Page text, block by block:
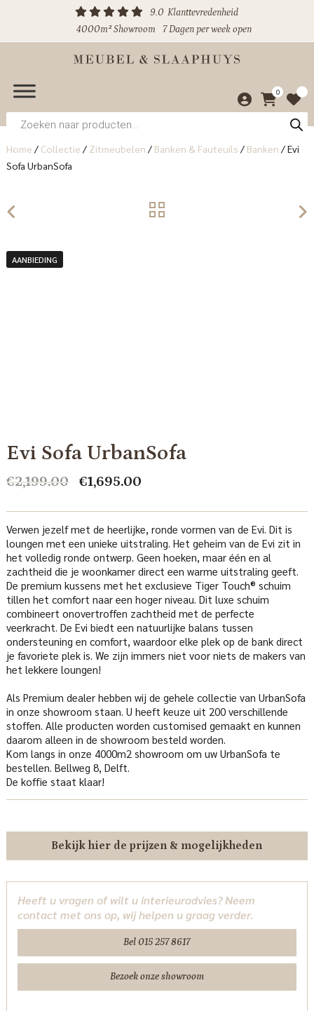
9.0 Klanttevredenheid
4000m² Showroom
7 Dagen per week open
0
Producten
zoeken
Home / Collectie / Zitmeubelen / Banken & Fauteuils / Banken /Evi
Sofa UrbanSofa
AANBIEDING
Evi Sofa UrbanSofa
€2,199.00
Oorspronkelijke
was:
€2,199.00.
€1,695.00Huidige
is:
€1,695.00.
Verwen jezelf met de heerlijke, ronde vormen van de Evi. Dit is
loungen met een unieke uitstraling. Het geheim van de Evi zit in
het volledig ronde ontwerp. Geen hoeken, maar één en al
zachtheid die je woonkamer direct een warme uitstraling geeft.
De premium kussens met het exclusieve Tiger Touch® schuim
tillen het comfort naar een hoger niveau. Dit luxe schuim
combineert onovertroffen zachtheid met de perfecte
veerkracht. De Evi biedt een natuurlijke balans tussen
ondersteuning en comfort, waardoor elke plek op de bank direct
je favoriete plek is. We zijn immers niet voor niets de makers van
het lekkere loungen!
Als Premium dealer hebben wij de gehele collectie van UrbanSofa
in onze showroom staan. U heeft keuze uit 200 verschillende
stoffen. Alle producten worden customised gemaakt en kunnen
daarom alleen in de showroom besteld worden.
Kom langs in onze 4000m2 showroom om uw UrbanSofa te
bestellen. Bellweg 8, Delft.
De koffie staat klaar!
Bekijk hier de prijzen & mogelijkheden
Heeft u vragen of wilt u interieuradvies? Neem
contact met ons op, wij helpen u graag verder.
Bel 015 257 8617
Bezoek onze showroom